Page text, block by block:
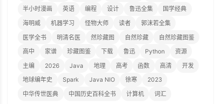
半小时漫画
英语 编程 设计 鲁迅全集
国学经典
海明威
机器学习 怪物大师 读者
郭沫若全集
医学全书
明清名医 然珍藏图 自然珍藏
自然珍藏图鉴
高中
家谱 珍藏图鉴 下载 鲁迅 Python
资源
主编
2026 Java 地理 高考 函数 高清
开发
地球编年史
Spark Java NIO 徐寒
2023
中华传世医典
中国历史百科全书 计算机 词汇